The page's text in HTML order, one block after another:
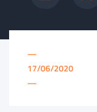
—
17/06/2020
—